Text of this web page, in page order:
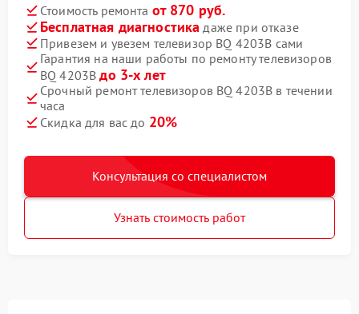
Стоимость ремонта от 870 руб.
Бесплатная диагностика даже при отказе
Привезем и увезем телевизор BQ 4203B сами
Гарантия на наши работы по ремонту телевизоров
BQ 4203Bдо 3-х лет
Срочный ремонт телевизоров BQ 4203B в течении
часа
Скидка для вас до 20%
Консультация со специалистом
Узнать стоимость работ